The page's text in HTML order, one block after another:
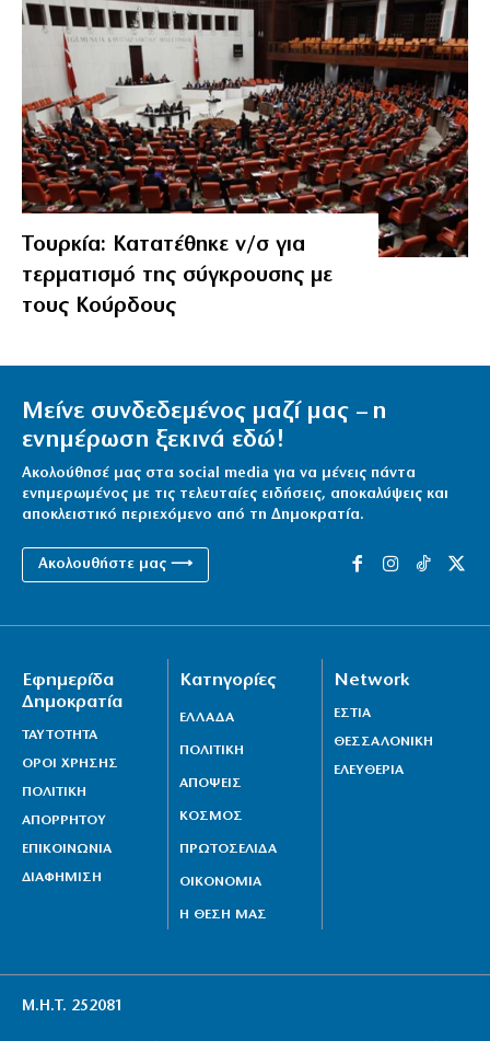
Τουρκία: Κατατέθηκε ν/σ για
τερματισμό της σύγκρουσης με
τους Κούρδους
Μείνε συνδεδεμένος μαζί μας – η
ενημέρωση ξεκινά εδώ!
Ακολούθησέ μας στα social media για να μένεις πάντα
ενημερωμένος με τις τελευταίες ειδήσεις, αποκαλύψεις και
αποκλειστικό περιεχόμενο από τη Δημοκρατία.
Ακολουθήστε μας ⟶
Εφημερίδα
Δημοκρατία
ΤΑΥΤΟΤΗΤΑ
ΟΡΟΙ ΧΡΗΣΗΣ
ΠΟΛΙΤΙΚΗ
ΑΠΟΡΡΗΤΟΥ
ΕΠΙΚΟΙΝΩΝΙΑ
ΔΙΑΦΗΜΙΣΗ
Κατηγορίες
ΕΛΛΑΔΑ
ΠΟΛΙΤΙΚΗ
ΑΠΟΨΕΙΣ
ΚΟΣΜΟΣ
ΠΡΩΤΟΣΕΛΙΔΑ
ΟΙΚΟΝΟΜΙΑ
Η ΘΕΣΗ ΜΑΣ
Network
ΕΣΤΙΑ
ΘΕΣΣΑΛΟΝΙΚΗ
ΕΛΕΥΘΕΡΙΑ
Μ.Η.Τ. 252081